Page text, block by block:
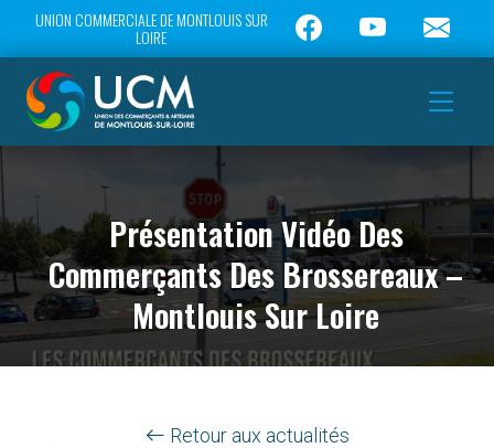
UNION COMMERCIALE DE MONTLOUIS SUR
LOIRE
Présentation Vidéo Des
Commerçants Des Brossereaux –
Montlouis Sur Loire
Retour aux actualités